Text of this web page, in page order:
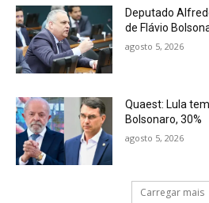
Deputado
de Flávio
agosto 5, 2026
Quaest: Lula
Bolsonaro, 30%
agosto 5, 2026
Carregar mais